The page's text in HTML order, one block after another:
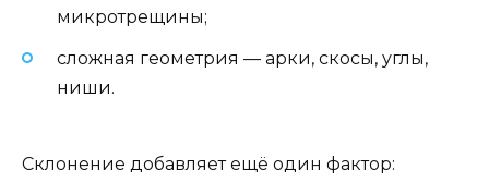
микротрещины;
сложная геометрия — арки, скосы, углы,
ниши.
Склонение добавляет ещё один фактор: